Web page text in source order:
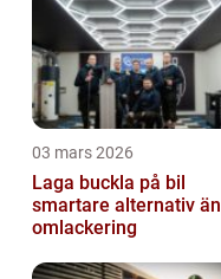
03 mars 2026
Laga buckla på bil
smartare alternativ än
omlackering